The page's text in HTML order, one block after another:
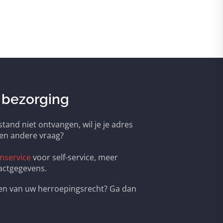
niet ontvangen, wil je je adres
andere vraag?
voor self-service, meer
van uw herroepingsrecht? Ga dan